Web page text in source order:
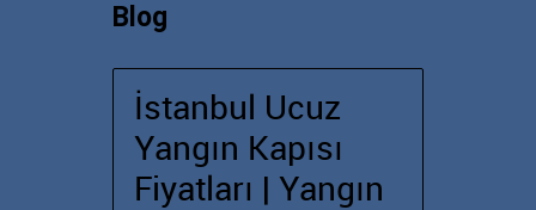
Blog
İstanbul Ucuz
Yangın Kapısı
Fiyatları | Yangın